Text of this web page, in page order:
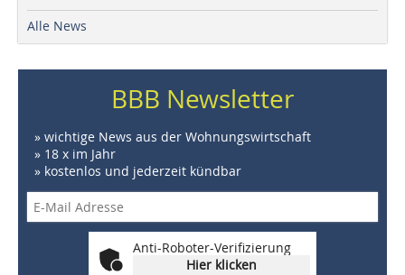
Alle News
BBB Newsletter
» wichtige News aus der Wohnungswirtschaft
» 18 x im Jahr
» kostenlos und jederzeit kündbar
Anti-Roboter-Verifizierung
Hier klicken